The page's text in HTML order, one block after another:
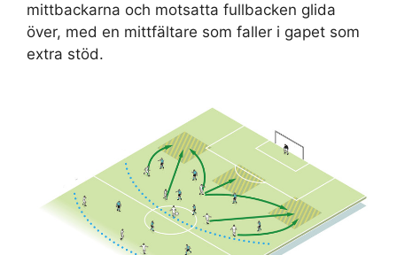
mittbackarna och motsatta fullbacken glida
över, med en mittfältare som faller i gapet som
extra stöd.